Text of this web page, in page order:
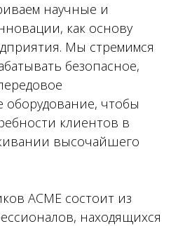
научные и
как основу
Мы стремимся
безопасное,
оборудование, чтобы
клиентов в
высочайшего
ACME состоит из
находящихся